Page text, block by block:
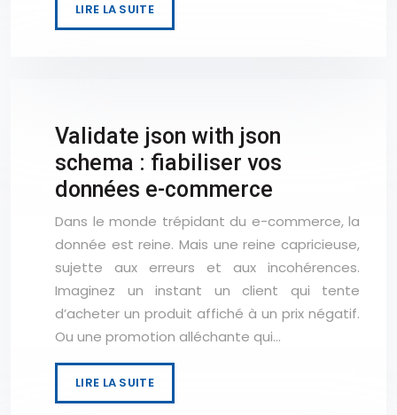
LIRE LA SUITE
Validate json with json
schema : fiabiliser vos
données e-commerce
Dans le monde trépidant du e-commerce, la
donnée est reine. Mais une reine capricieuse,
sujette aux erreurs et aux incohérences.
Imaginez un instant un client qui tente
d’acheter un produit affiché à un prix négatif.
Ou une promotion alléchante qui…
LIRE LA SUITE